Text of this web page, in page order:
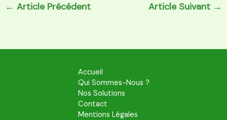
← Article Précédent Article Suivant →
Accueil
Qui Sommes-Nous ?
Nos Solutions
Contact
Mentions Légales